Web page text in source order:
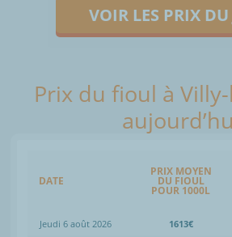
VOIR LES PRIX DU
Prix du fioul à
DATE
PRIX MOYEN
DU FIOUL
POUR 1000L
Jeudi 6 août 2026 1613€